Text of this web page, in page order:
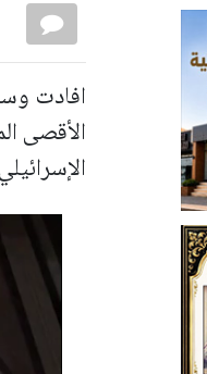
افادت
الأقصى